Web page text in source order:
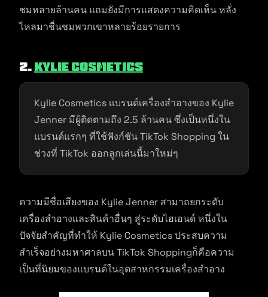
ชมหลายล้านคน แถมยังมีการแสดงความคิดเห็น หลั่ง
ไหลมาชื่นชมพวกเขาหลายร้อยรายการ
2. Kylie Cosmetics
Kylie Cosmetics เเบรนด์เครื่องสำอางของ Kylie
Jenner มีผู้ติดตามถึง 2.5 ล้านคน ซึ่งเป็นหนึ่งใน
แบรนด์แรกๆ ที่ใช้ฟังก์ชัน TikTok Shopping ใน
ช่วงที่ TikTok ออกลูกเล่นนี้มาใหม่ๆ
ความมีชื่อเสียงของ Kylie Jenner สามาถยกระดับ
เครื่องสำอางและสินค้าอื่นๆ สู่ระดับไฮเอนด์ หนึ่งใน
ปัจจัยสำคัญที่ทำให้ Kylie Cosmetics ประสบความ
สำเร็จอย่างมหาศาลบน TikTok Shoppingก็คือความ
เป็นที่นิยมของแบรนด์ในอุตสาหกรรมเครื่องสำอาง